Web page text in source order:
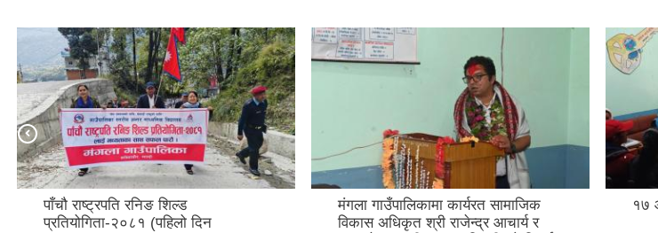
पाँचौ राष्ट्रपति रनिङ शिल्ड
प्रतियोगिता-२०८१ (पहिलो दिन
मंगला गाउँपालिकामा कार्यरत सामाजिक
विकास अधिकृत श्री राजेन्द्र आचार्य र
१७